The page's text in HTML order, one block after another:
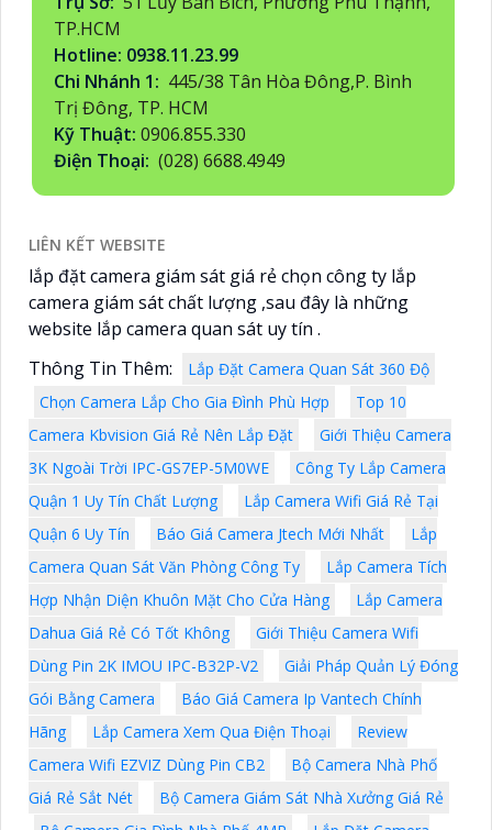
TP.HCM
Hotline: 0938.11.23.99
Chi Nhánh 1: 445/38 Tân Hòa Đông,P. Bình
Trị Đông, TP. HCM
Kỹ Thuật: 0906.855.330
Điện Thoại: (028) 6688.4949
LIÊN KẾT WEBSITE
lắp đặt camera giám sát giá rẻ chọn công ty lắp
camera giám sát chất lượng ,sau đây là những
website lắp camera quan sát uy tín .
Thông Tin Thêm:
Lắp Đặt Camera Quan Sát 360 Độ
Chọn Camera Lắp Cho Gia Đình Phù Hợp
Top 10
Camera Kbvision Giá Rẻ Nên Lắp Đặt
Giới Thiệu Camera
3K Ngoài Trời IPC-GS7EP-5M0WE
Công Ty Lắp Camera
Quận 1 Uy Tín Chất Lượng
Lắp Camera Wifi Giá Rẻ Tại
Quận 6 Uy Tín
Báo Giá Camera Jtech Mới Nhất
Lắp
Camera Quan Sát Văn Phòng Công Ty
Lắp Camera Tích
Hợp Nhận Diện Khuôn Mặt Cho Cửa Hàng
Lắp Camera
Dahua Giá Rẻ Có Tốt Không
Giới Thiệu Camera Wifi
Dùng Pin 2K IMOU IPC-B32P-V2
Giải Pháp Quản Lý Đóng
Gói Bằng Camera
Báo Giá Camera Ip Vantech Chính
Hãng
Lắp Camera Xem Qua Điện Thoại
Review
Camera Wifi EZVIZ Dùng Pin CB2
Bộ Camera Nhà Phố
Giá Rẻ Sắt Nét
Bộ Camera Giám Sát Nhà Xưởng Giá Rẻ